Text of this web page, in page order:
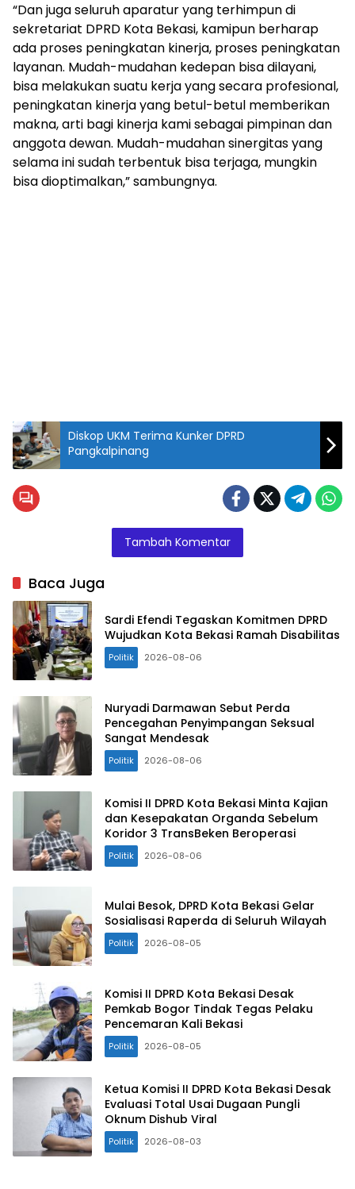
“Dan juga seluruh aparatur yang terhimpun di
sekretariat DPRD Kota Bekasi, kamipun berharap
ada proses peningkatan kinerja, proses peningkatan
layanan. Mudah-mudahan kedepan bisa dilayani,
bisa melakukan suatu kerja yang secara profesional,
peningkatan kinerja yang betul-betul memberikan
makna, arti bagi kinerja kami sebagai pimpinan dan
anggota dewan. Mudah-mudahan sinergitas yang
selama ini sudah terbentuk bisa terjaga, mungkin
bisa dioptimalkan,” sambungnya.
Diskop UKM Terima Kunker DPRD
Pangkalpinang
Tambah Komentar
Baca Juga
Sardi Efendi Tegaskan Komitmen DPRD
Wujudkan Kota Bekasi Ramah Disabilitas
Politik 2026-08-06
Nuryadi Darmawan Sebut Perda
Pencegahan Penyimpangan Seksual
Sangat Mendesak
Politik 2026-08-06
Komisi II DPRD Kota Bekasi Minta Kajian
dan Kesepakatan Organda Sebelum
Koridor 3 TransBeken Beroperasi
Politik 2026-08-06
Mulai Besok, DPRD Kota Bekasi Gelar
Sosialisasi Raperda di Seluruh Wilayah
Politik 2026-08-05
Komisi II DPRD Kota Bekasi Desak
Pemkab Bogor Tindak Tegas Pelaku
Pencemaran Kali Bekasi
Politik 2026-08-05
Ketua Komisi II DPRD Kota Bekasi Desak
Evaluasi Total Usai Dugaan Pungli
Oknum Dishub Viral
Politik 2026-08-03